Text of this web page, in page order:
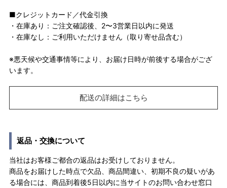
■クレジットカード／代金引換
・在庫あり：ご注文確認後、2〜3営業日以内に発送
・在庫なし：ご利用いただけません（取り寄せ品含む）
※悪天候や交通事情等により、お届け日時が前後する場合がござ
います。
配送の詳細はこちら
返品・交換について
当社はお客様ご都合の返品はお受けしておりません。
商品をお届けした時点で欠品、商品間違い、初期不良の疑いがあ
る場合には、商品到着後5日以内に当サイトのお問い合わせ窓口